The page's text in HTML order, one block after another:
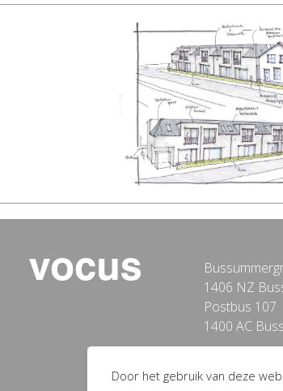
Door het gebruik van deze
1406 NZ
Postbus 107
1400 AC